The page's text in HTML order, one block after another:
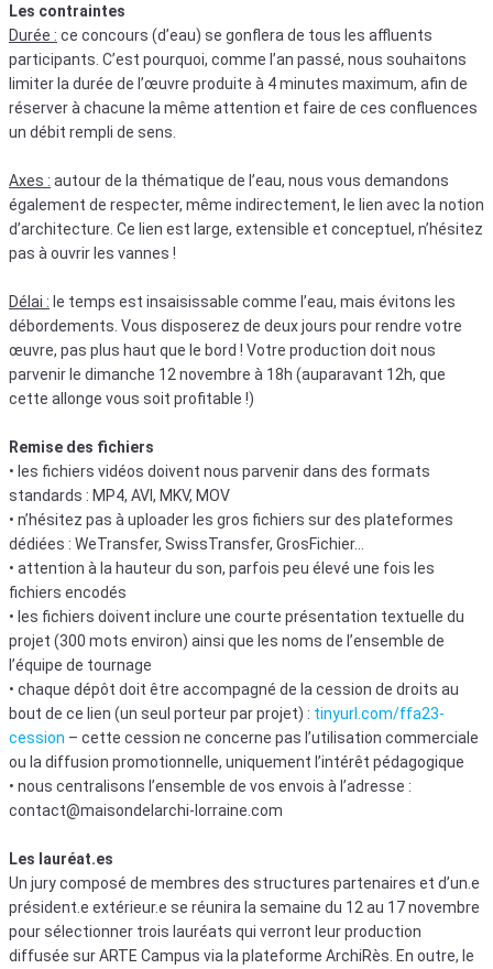
Les contraintes
Durée : ce concours (d’eau) se gonflera de tous les affluents
participants. C’est pourquoi, comme l’an passé, nous souhaitons
limiter la durée de l’œuvre produite à 4 minutes maximum, afin de
réserver à chacune la même attention et faire de ces confluences
un débit rempli de sens.
Axes : autour de la thématique de l’eau, nous vous demandons
également de respecter, même indirectement, le lien avec la notion
d’architecture. Ce lien est large, extensible et conceptuel, n’hésitez
pas à ouvrir les vannes !
Délai : le temps est insaisissable comme l’eau, mais évitons les
débordements. Vous disposerez de deux jours pour rendre votre
œuvre, pas plus haut que le bord ! Votre production doit nous
parvenir le dimanche 12 novembre à 18h (auparavant 12h, que
cette allonge vous soit profitable !)
Remise des fichiers
• les fichiers vidéos doivent nous parvenir dans des formats
standards : MP4, AVI, MKV, MOV
• n’hésitez pas à uploader les gros fichiers sur des plateformes
dédiées : WeTransfer, SwissTransfer, GrosFichier…
• attention à la hauteur du son, parfois peu élevé une fois les
fichiers encodés
• les fichiers doivent inclure une courte présentation textuelle du
projet (300 mots environ) ainsi que les noms de l’ensemble de
l’équipe de tournage
• chaque dépôt doit être accompagné de la cession de droits au
bout de ce lien (un seul porteur par projet) : tinyurl.com/ffa23-
cession – cette cession ne concerne pas l’utilisation commerciale
ou la diffusion promotionnelle, uniquement l’intérêt pédagogique
• nous centralisons l’ensemble de vos envois à l’adresse :
contact@maisondelarchi-lorraine.com
Les lauréat.es
Un jury composé de membres des structures partenaires et d’un.e
président.e extérieur.e se réunira la semaine du 12 au 17 novembre
pour sélectionner trois lauréats qui verront leur production
diffusée sur ARTE Campus via la plateforme ArchiRès. En outre, le